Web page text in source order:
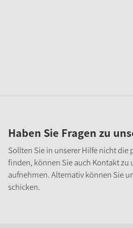
Haben Sie Fragen zu
Sollten Sie in unserer Hilfe nicht die
finden, können Sie auch Kontakt zu
aufnehmen. Alternativ können Sie
schicken.